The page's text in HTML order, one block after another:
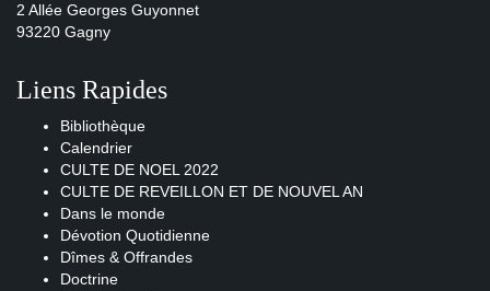
2 Allée Georges Guyonnet
93220 Gagny
Liens Rapides
Bibliothèque
Calendrier
CULTE DE NOEL 2022
CULTE DE REVEILLON ET DE NOUVEL AN
Dans le monde
Dévotion Quotidienne
Dîmes & Offrandes
Doctrine